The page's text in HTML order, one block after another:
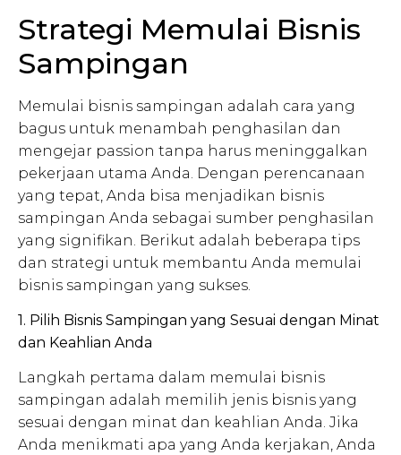
Strategi Memulai Bisnis
Sampingan
Memulai bisnis sampingan adalah cara yang
bagus untuk menambah penghasilan dan
mengejar passion tanpa harus meninggalkan
pekerjaan utama Anda. Dengan perencanaan
yang tepat, Anda bisa menjadikan bisnis
sampingan Anda sebagai sumber penghasilan
yang signifikan. Berikut adalah beberapa tips
dan strategi untuk membantu Anda memulai
bisnis sampingan yang sukses.
1. Pilih Bisnis Sampingan yang Sesuai dengan Minat
dan Keahlian Anda
Langkah pertama dalam memulai bisnis
sampingan adalah memilih jenis bisnis yang
sesuai dengan minat dan keahlian Anda. Jika
Anda menikmati apa yang Anda kerjakan, Anda